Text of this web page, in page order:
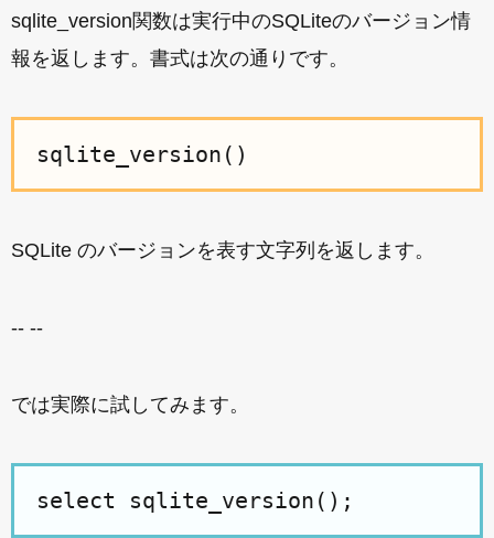
sqlite_version関数は実行中のSQLiteのバージョン情
報を返します。書式は次の通りです。
sqlite_version()
SQLite のバージョンを表す文字列を返します。
-- --
では実際に試してみます。
select sqlite_version();